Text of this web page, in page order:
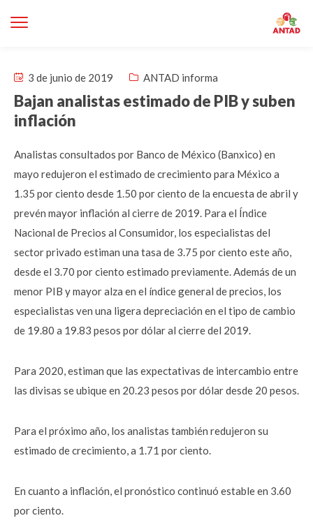
3 de junio de 2019 ANTAD informa
Bajan analistas estimado de PIB y suben
inflación
Analistas consultados por Banco de México (Banxico) en
mayo redujeron el estimado de crecimiento para México a
1.35 por ciento desde 1.50 por ciento de la encuesta de abril y
prevén mayor inflación al cierre de 2019. Para el Índice
Nacional de Precios al Consumidor, los especialistas del
sector privado estiman una tasa de 3.75 por ciento este año,
desde el 3.70 por ciento estimado previamente. Además de un
menor PIB y mayor alza en el índice general de precios, los
especialistas ven una ligera depreciación en el tipo de cambio
de 19.80 a 19.83 pesos por dólar al cierre del 2019.
Para 2020, estiman que las expectativas de intercambio entre
las divisas se ubique en 20.23 pesos por dólar desde 20 pesos.
Para el próximo año, los analistas también redujeron su
estimado de crecimiento, a 1.71 por ciento.
En cuanto a inflación, el pronóstico continuó estable en 3.60
por ciento.